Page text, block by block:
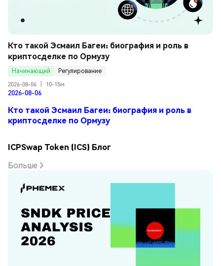
Кто такой Эсмаил Багеи: биография и роль в
криптосделке по Ормузу
Начинающий
Регулирование
2026-08-06
10-15м
2026-08-06
Кто такой Эсмаил Багеи: биография и роль в
криптосделке по Ормузу
ICPSwap Token (ICS) Блог
Больше